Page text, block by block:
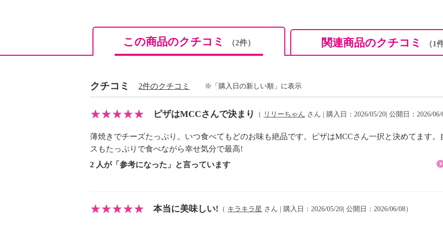
★こちらの商品は、離島・島しょ部に配送できない地域がご
＜ＭＣＣ＞より、ショップチャンネルで人気の「ミラノ風薄
りが香ばしく軽い食感や、パリッと薄い生地にたっぷりのソ
＜ジェノベーゼ（バジルとオリーブオイル）＞
妙なバランスでトッピングしたピッツァ。乾燥したものでは
をお楽しみいただけます。風味豊かに仕上がるオリーブオイ
この商品のクチコミ （2件） 関連商品のクチコミ （1
クチコミ 2件のクチコミ ※「購入日の新しい順」に表示
ピザはMCCさんで決まり （ リリーちゃん さん | 購入日：2026/05/20| 公開日：2026/06/
薄焼きでチーズたっぷり。いつ食べてもどのお味も絶品です。ピザはMCCさん一択と決めてます
スもたっぷりで食べながら幸せ気分で最高!
2 人が「参考になった」と言っています
本当に美味しい! （ キラキラ星 さん | 購入日：2026/05/20| 公開日：2026/06/08）